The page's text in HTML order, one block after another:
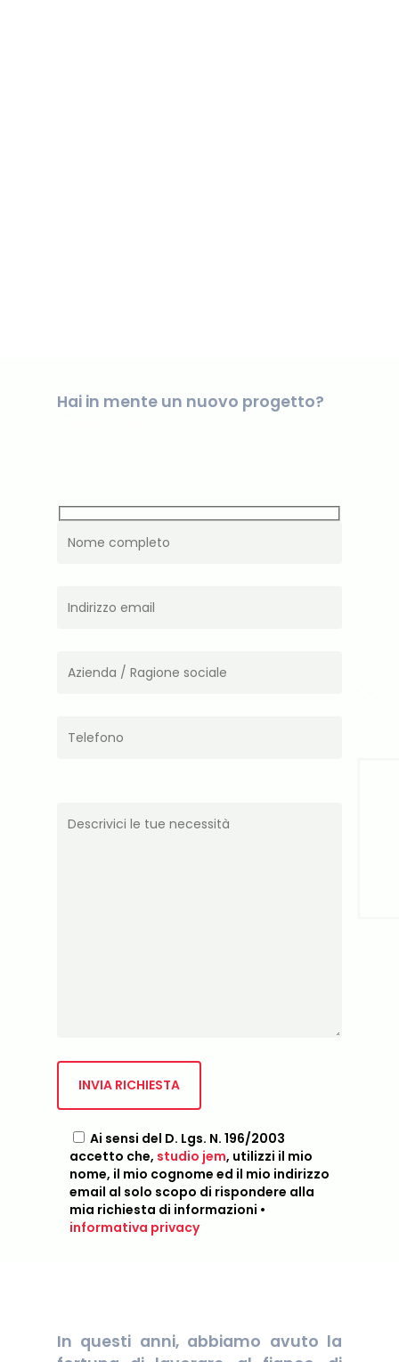
Hai in mente un nuovo progetto?
Ai sensi del D. Lgs. N. 196/2003
accetto che, studio jem, utilizzi il mio
nome, il mio cognome ed il mio indirizzo
email al solo scopo di rispondere alla
mia richiesta di informazioni •
informativa privacy
In questi anni, abbiamo avuto la